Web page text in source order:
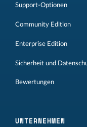
Support-Optionen
Community Edition
Enterprise Edition
Sicherheit und
Bewertungen
UNTERNEHMEN